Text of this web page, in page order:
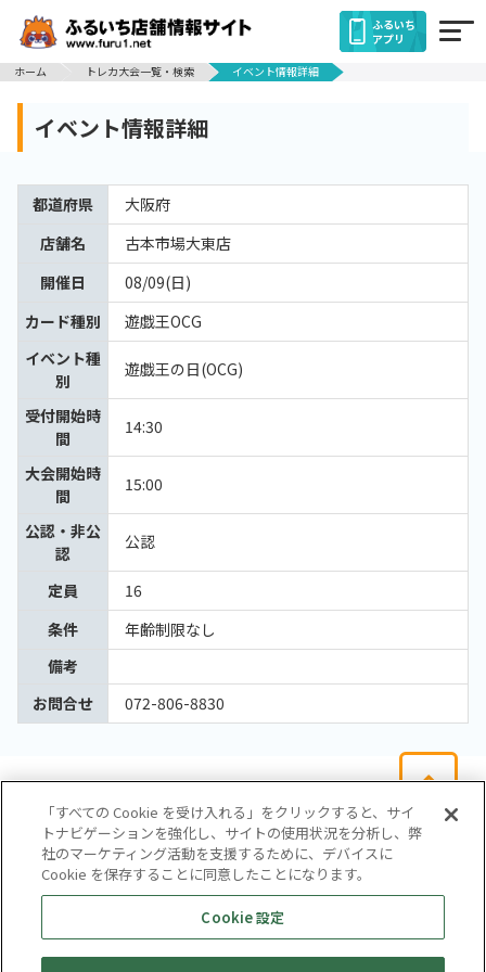
ふるいち
アプリ
ホーム
トレカ大会一覧・検索 イベント情報詳細
イベント情報詳細
都道府県
大阪府
店舗名
古本市場大東店
開催日
08/09(日)
カード種別
遊戯王OCG
イベント種
別
遊戯王の日(OCG)
受付開始時
間
14:30
大会開始時
間
15:00
公認・非公
認
公認
定員
16
条件
年齢制限なし
備考
お問合せ
072-806-8830
会社概要
サイトマップ
お問い合わせ
個人情報保護方針
株式会社テイツー
「すべての Cookie を受け入れる」をクリックすると、サイ
トナビゲーションを強化し、サイトの使用状況を分析し、弊
社のマーケティング活動を支援するために、デバイスに
Cookie を保存することに同意したことになります。
Cookie 設定